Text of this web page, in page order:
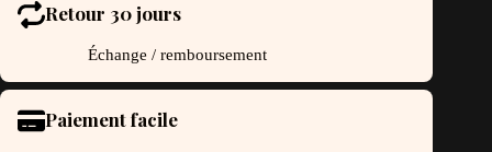
Retour 30 jours
Échange / remboursement
Paiement facile